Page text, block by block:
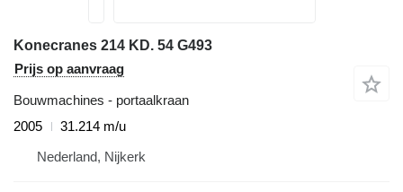
Konecranes 214 KD. 54 G493
Prijs op aanvraag
Bouwmachines - portaalkraan
2005
31.214 m/u
Nederland, Nijkerk